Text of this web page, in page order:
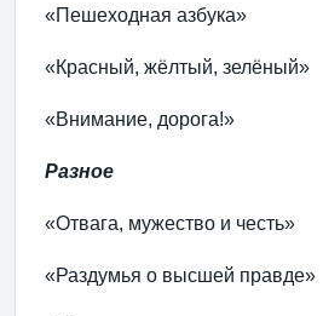
«Пешеходная азбука»
«Красный, жёлтый, зелёный»
«Внимание, дорога!»
Разное
«Отвага, мужество и честь»
«Раздумья о высшей правде»